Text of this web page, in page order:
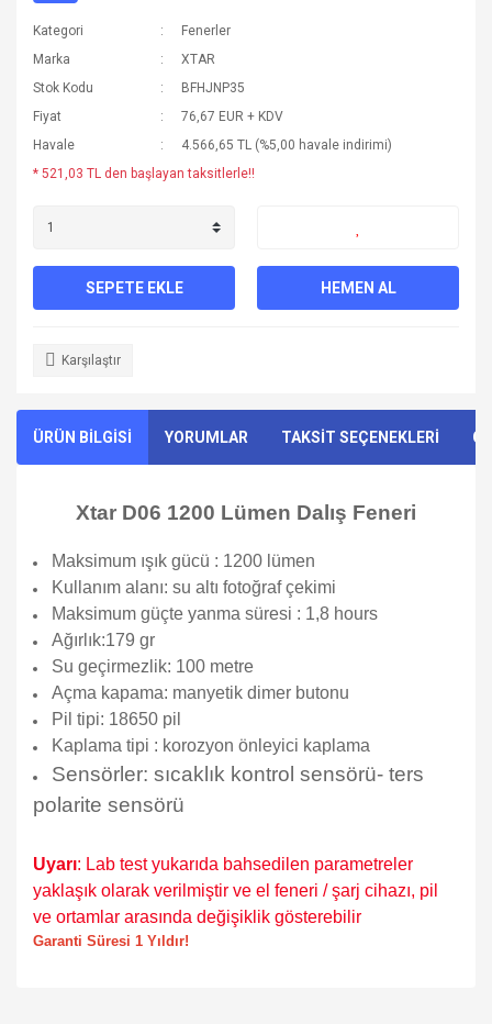
Kategori
Fenerler
Marka
XTAR
Stok Kodu
BFHJNP35
Fiyat
76,67 EUR + KDV
Havale
4.566,65 TL (%5,00 havale indirimi)
* 521,03 TL den başlayan taksitlerle!!
SEPETE EKLE HEMEN AL
Karşılaştır
ÜRÜN BİLGİSİ YORUMLAR TAKSİT SEÇENEKLERİ
Xtar D06 1200 Lümen Dalış Feneri
Maksimum ışık gücü : 1200 lümen
Kullanım alanı: su altı fotoğraf çekimi
Maksimum güçte yanma süresi : 1,8 hours
Ağırlık:179 gr
Su geçirmezlik: 100 metre
Açma kapama: manyetik dimer butonu
Pil tipi: 18650 pil
Kaplama tipi : korozyon önleyici kaplama
Sensörler: sıcaklık kontrol sensörü- ters
polarite sensörü
Uyarı: Lab test yukarıda bahsedilen parametreler
yaklaşık olarak verilmiştir ve el feneri / şarj cihazı, pil
ve ortamlar arasında değişiklik gösterebilir
Garanti Süresi 1 Yıldır!